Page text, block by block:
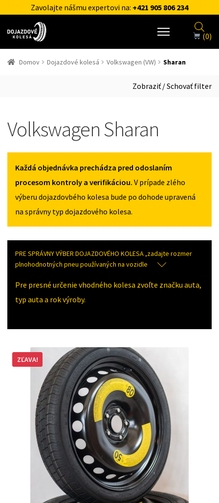
Zavolajte nášmu expertovi na: +421 905 806 234
(0)
Domov Dojazdové kolesá Volkswagen (VW) Sharan
Zobraziť / Schovať filter
Volkswagen Sharan
Každá objednávka prechádza pred odoslaním
procesom kontroly a verifikáciou. V prípade zlého
výberu dojazdovbého kolesa bude po dohode upravená
na správny typ dojazdového kolesa.
PRE SPRÁVNY VÝBER DOJAZDOVÉHO KOLESA ,zadajte rozmer
plnohodnotných pneu používaných na vozidle
Pre presné určenie vhodného kolesa zvoľte značku auta,
typ auta a rok výroby.
ZĽAVA!